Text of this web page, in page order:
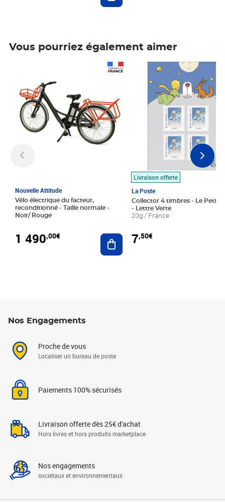
Vous pourriez également aimer
Nouvelle Attitude
Vélo électrique du facteur,
reconditionné - Taille normale -
Noir/ Rouge
1 490,00€ Ajouter au panier
Livraison offerte
La Poste
Collector 4 timbres - Le Petit
- Lettre Verte
20g / France
7,50€
Prix 7,50€
Nos Engagements
Proche de vous
Localiser un bureau de poste
Paiements 100% sécurisés
Livraison offerte dès 25€ d'achat
Hors livres et hors produits marketplace
Nos engagements
sociétaux et environnementaux